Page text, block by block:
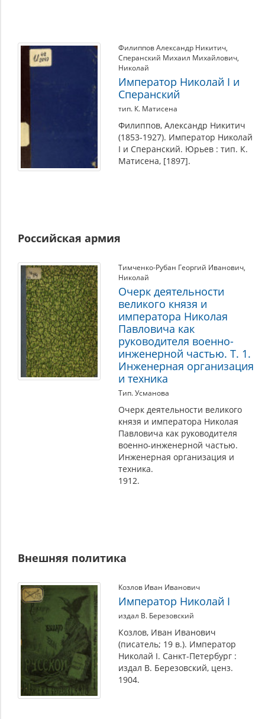
Филиппов Александр Никитич,
Сперанский Михаил Михайлович,
Николай
Император Николай I и
Сперанский
тип. К. Матисена
Филиппов, Александр Никитич
(1853-1927). Император Николай
I и Сперанский. Юрьев : тип. К.
Матисена, [1897].
Российская армия
Тимченко-Рубан Георгий Иванович,
Николай
Очерк деятельности
великого князя и
императора Николая
Павловича как
руководителя военно-
инженерной частью. Т. 1.
Инженерная организация
и техника
Тип. Усманова
Очерк деятельности великого
князя и императора Николая
Павловича как руководителя
военно-инженерной частью.
Инженерная организация и
техника.
1912.
Внешняя политика
Козлов Иван Иванович
Император Николай I
издал В. Березовский
Козлов, Иван Иванович
(писатель; 19 в.). Император
Николай I. Санкт-Петербург :
издал В. Березовский, ценз.
1904.